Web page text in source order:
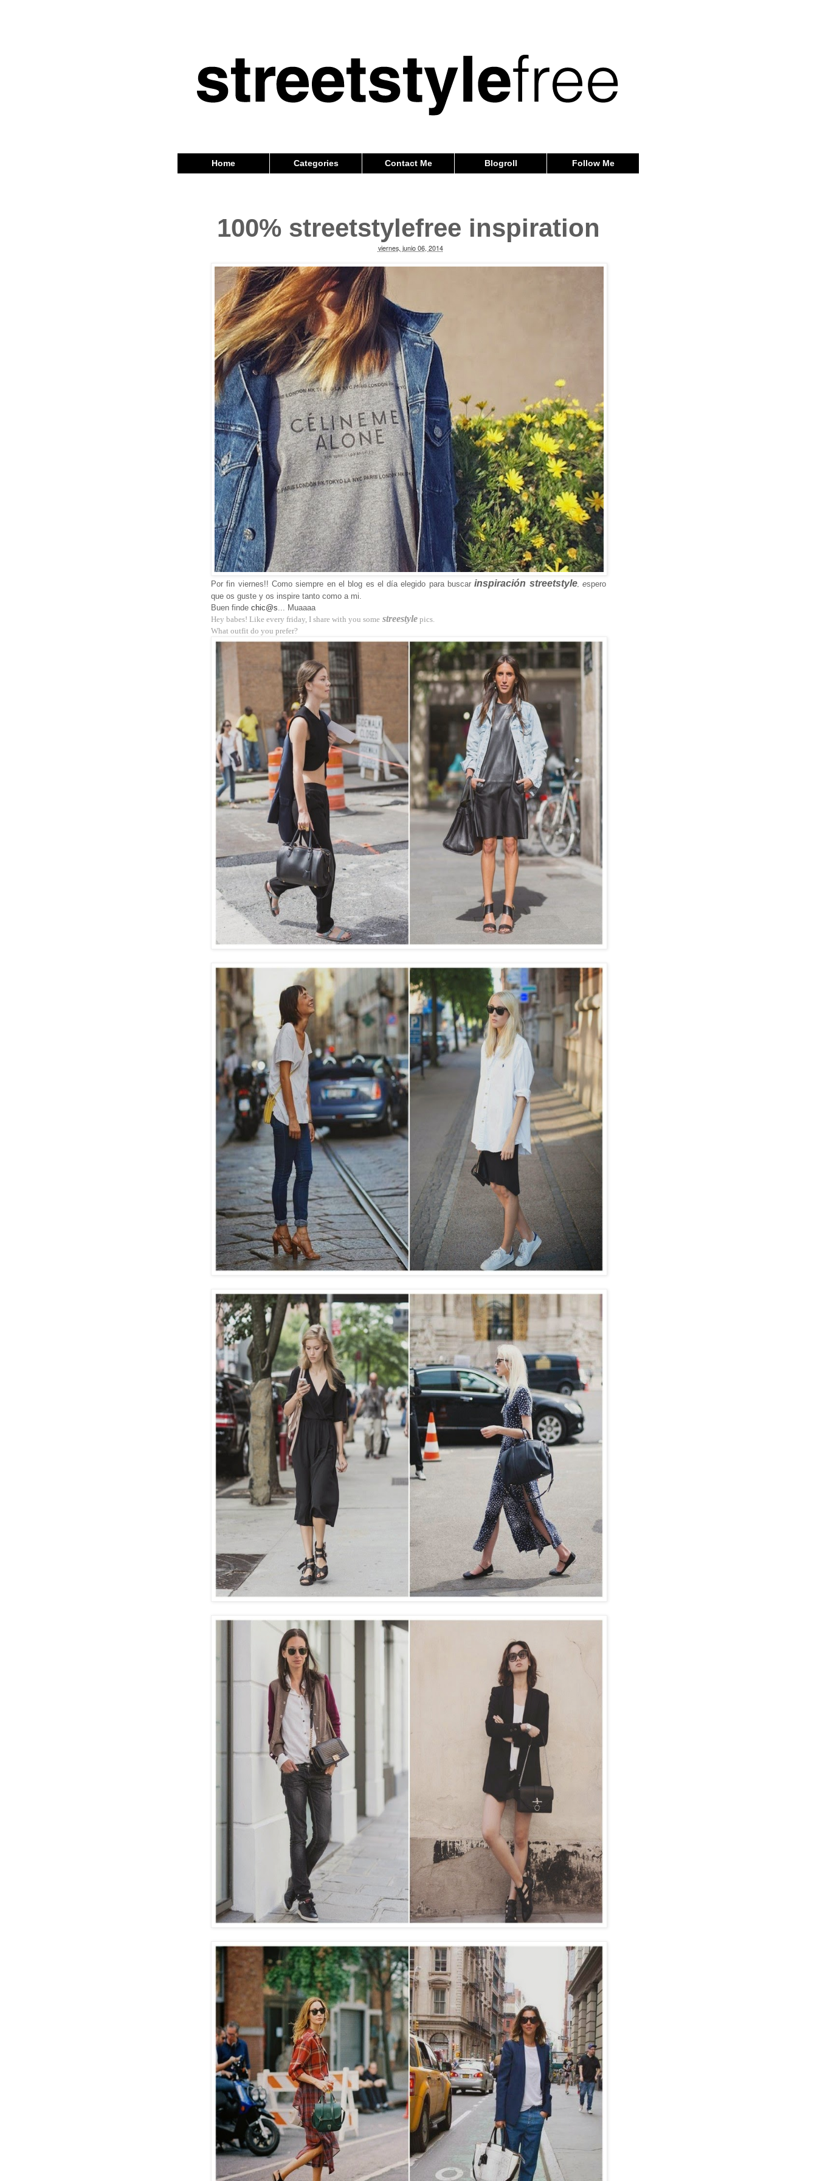
Home Categories Contact Me Blogroll Follow Me
100% streetstylefree inspiration
viernes, junio 06, 2014
Por fin viernes!! Como siempre en el blog es el día elegido para buscarinspiración streetstyle, espero
que os guste y os inspire tanto como a mi.
Buen finde chic@s... Muaaaa
Hey babes! Like every friday, I share with you some streestyle pics.
What outfit do you prefer?